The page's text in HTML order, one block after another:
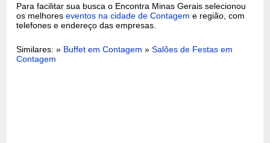
Para facilitar sua busca o Encontra Minas Gerais selecionou
os melhoreseventos na cidade de Contagem e região, com
telefones e endereço das empresas.
Similares: » Buffet em Contagem »Salões de Festas em
Contagem